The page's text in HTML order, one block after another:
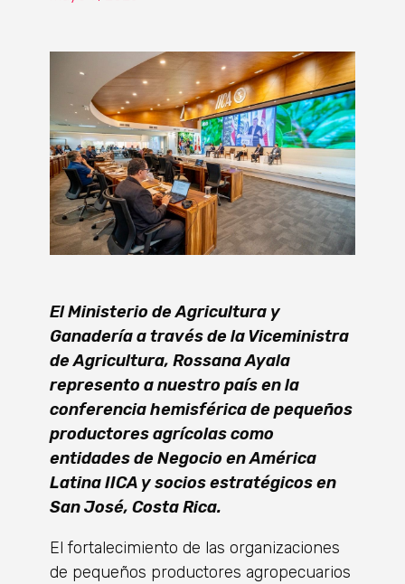
El Ministerio de Agricultura y
Ganadería a través de la Viceministra
de Agricultura, Rossana Ayala
represento a nuestro país en la
conferencia hemisférica de pequeños
productores agrícolas como
entidades de Negocio en América
Latina IICA y socios estratégicos en
San José, Costa Rica.
El fortalecimiento de las organizaciones
de pequeños productores agropecuarios